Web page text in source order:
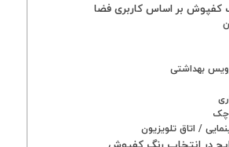
کفپوش بر اساس کاربری فضا
بهداشتی
/ اتاق تلویزیون